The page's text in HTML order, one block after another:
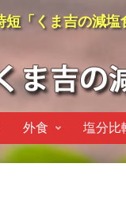
短「くま吉の減
外食 塩分比